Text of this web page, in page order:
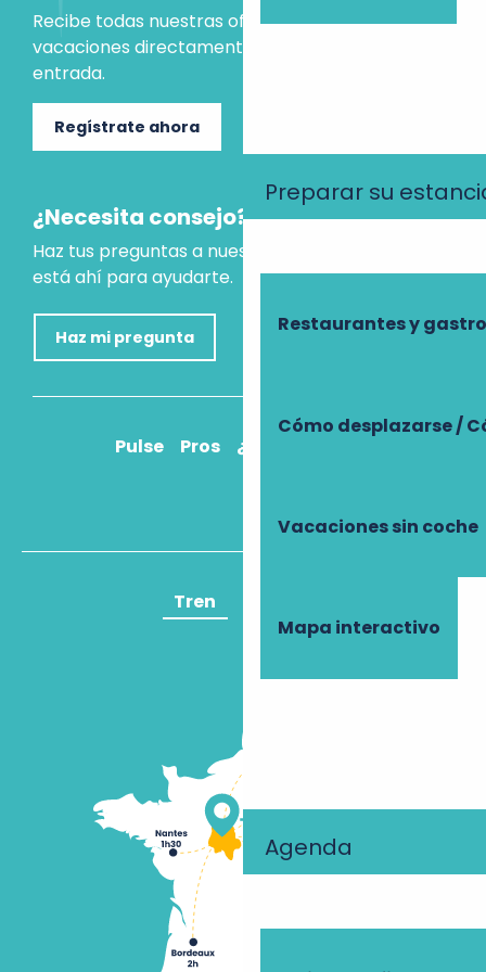
Preparar su
Restaurantes y
Cómo desplazarse /
Vacaciones sin coche
Mapa interactivo
Agenda
Recibe todas nuestras ofertas e ideas para las
vacaciones directamente en tu bandeja de
entrada.
Regístrate ahora
¿Necesita consejo?
Haz tus preguntas a nuestro asistente virtual, que
está ahí para ayudarte.
Haz mi pregunta
Pulse Pros ¿Cómo llegar?
Tren